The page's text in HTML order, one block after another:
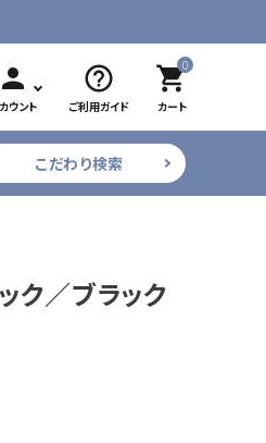
person
ウント
help_outline
ご利用ガイド
0
shopping_cart
カート
こだわり検索
ク／ブラック